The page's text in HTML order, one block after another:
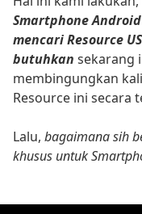
Smartphone
mencari Resource
butuhkan sekarang
membingungkan
Resource ini secara
Lalu, bagaimana sih
khusus untuk